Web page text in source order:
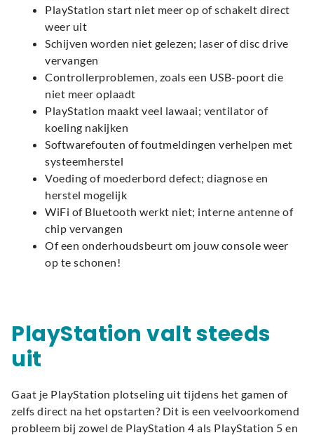
PlayStation start niet meer op of schakelt direct
weer uit
Schijven worden niet gelezen; laser of disc drive
vervangen
Controllerproblemen, zoals een USB-poort die
niet meer oplaadt
PlayStation maakt veel lawaai; ventilator of
koeling nakijken
Softwarefouten of foutmeldingen verhelpen met
systeemherstel
Voeding of moederbord defect; diagnose en
herstel mogelijk
WiFi of Bluetooth werkt niet; interne antenne of
chip vervangen
Of een onderhoudsbeurt om jouw console weer
op te schonen!
PlayStation valt steeds
uit
Gaat je PlayStation plotseling uit tijdens het gamen of
zelfs direct na het opstarten? Dit is een veelvoorkomend
probleem bij zowel de PlayStation 4 als PlayStation 5 en